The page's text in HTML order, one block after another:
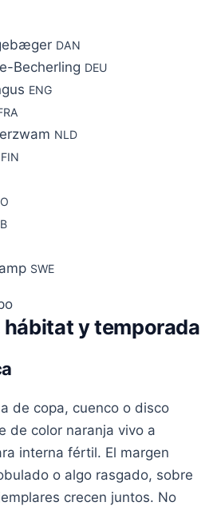
DAN
Becherling DEU
ENG
NLD
FIN
SWE
y temporada
de copa, cuenco o disco
de color naranja vivo a
interna fértil. El margen
o algo rasgado, sobre
crecen juntos. No